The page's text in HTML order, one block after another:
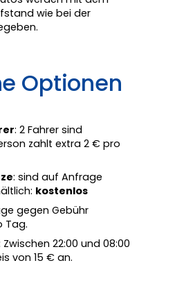
wie bei der
Optionen
: 2 Fahrer sind
zahlt extra 2 € pro
: sind auf Anfrage
kostenlos
gegen Gebühr
Tag.
Zwischen 22:00 und 08:00
von 15 € an.